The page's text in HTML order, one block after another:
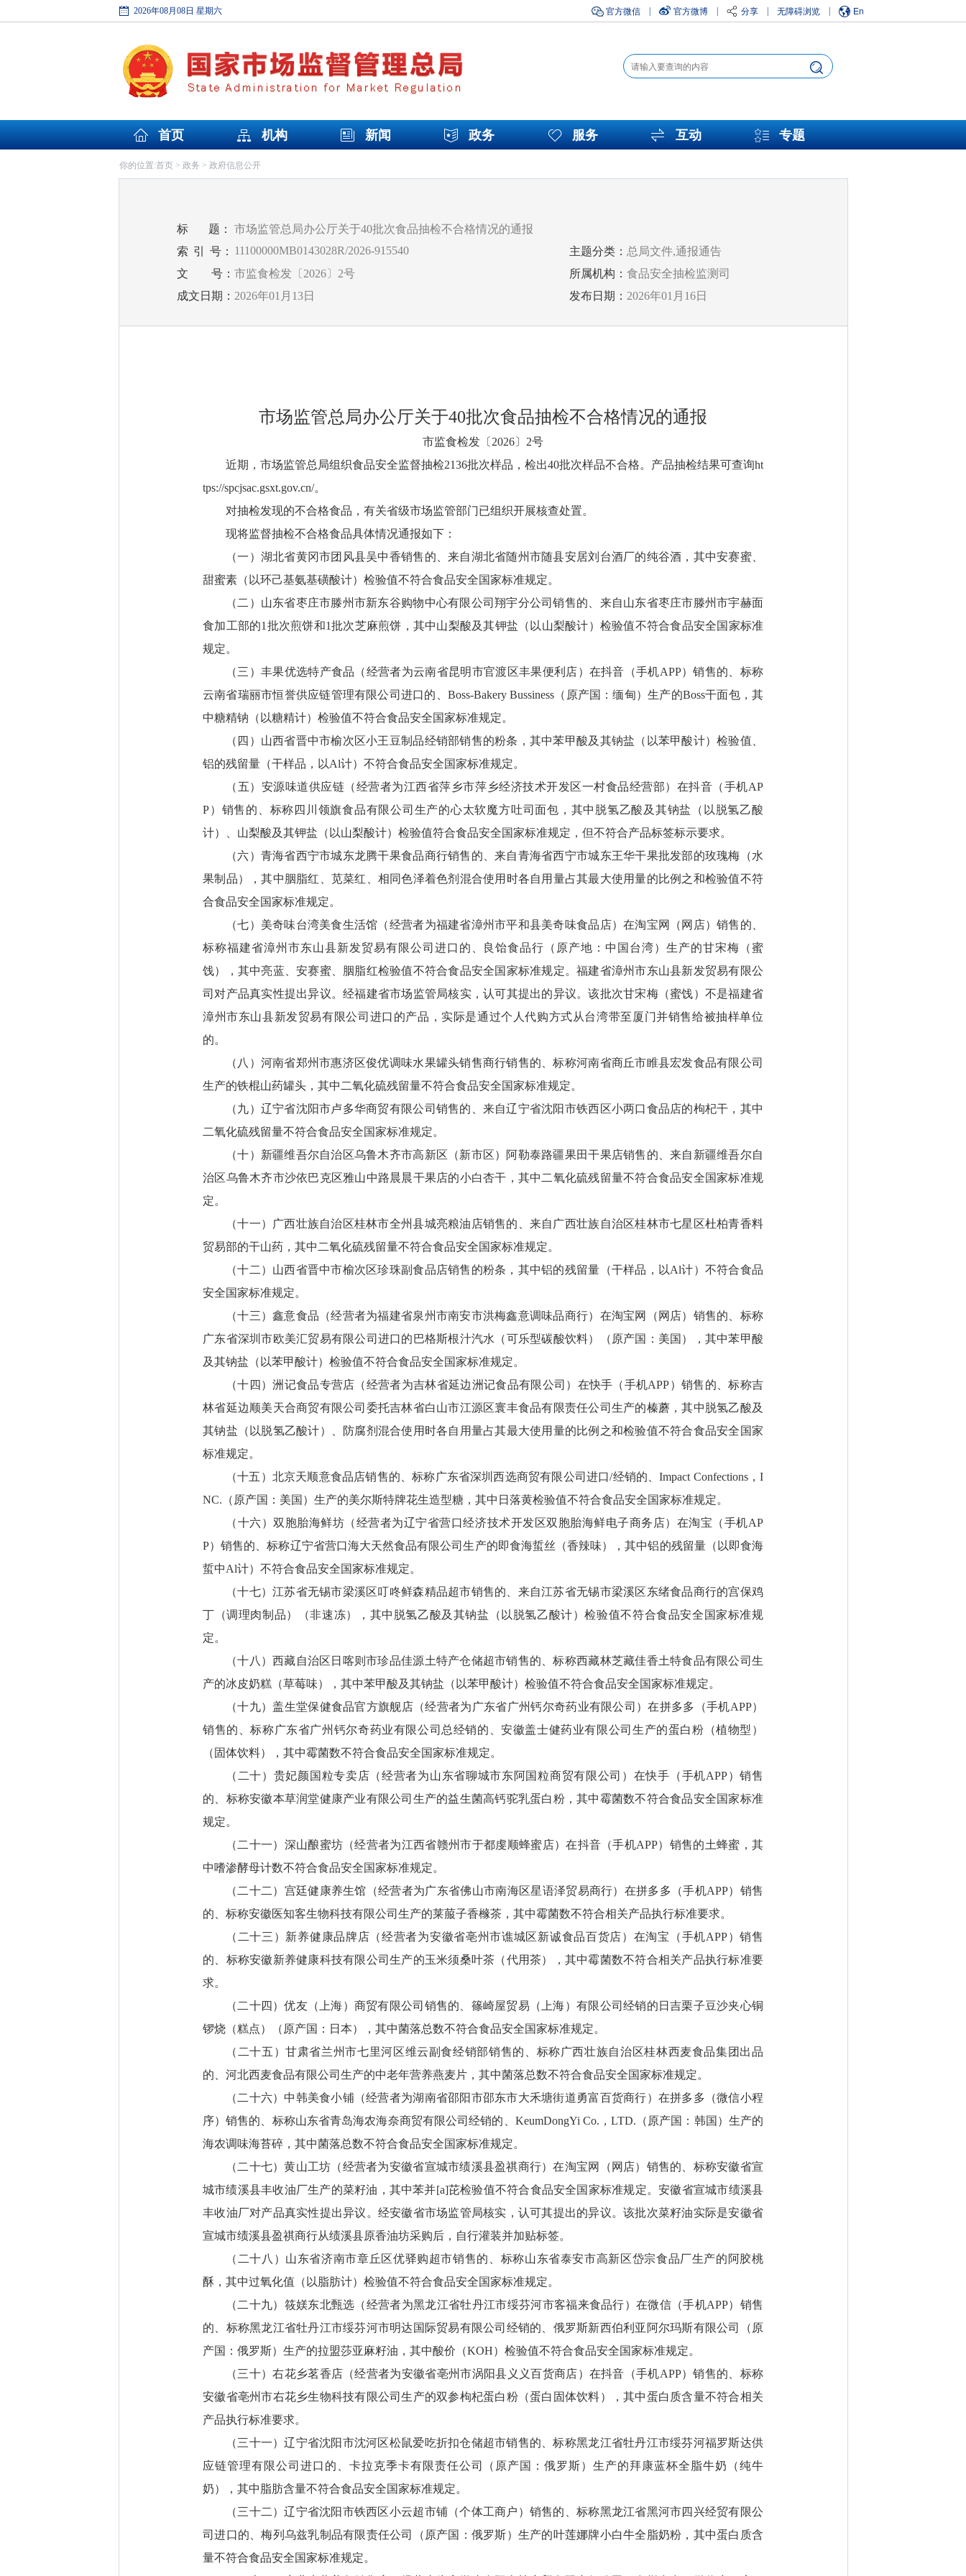
2026年08月08日 星期六 官方微信 官方微博 分享 无障碍浏览 En
首页 机构 新闻 政务 服务 互动 专题
你的位置:首页> 政务 > 政府信息公开
标 题：
市场监管总局办公厅关于40批次食品抽检不合格情况的通报
索 引 号： 11100000MB0143028R/2026-915540 主题分类： 总局文件,通报通告
文
号： 市监食检发〔2026〕2号 所属机构： 食品安全抽检监测司
成文日期： 2026年01月13日 发布日期： 2026年01月16日
市场监管总局办公厅关于40批次食品抽检不合格情况的通报
市监食检发〔2026〕2号
近期，市场监管总局组织食品安全监督抽检2136批次样品，检出40批次样品不合格。产品抽检结果可查询ht
tps://spcjsac.gsxt.gov.cn/。
对抽检发现的不合格食品，有关省级市场监管部门已组织开展核查处置。
现将监督抽检不合格食品具体情况通报如下：
（一）湖北省黄冈市团风县吴中香销售的、来自湖北省随州市随县安居刘台酒厂的纯谷酒，其中安赛蜜、
甜蜜素（以环己基氨基磺酸计）检验值不符合食品安全国家标准规定。
（二）山东省枣庄市滕州市新东谷购物中心有限公司翔宇分公司销售的、来自山东省枣庄市滕州市宇赫面
食加工部的1批次煎饼和1批次芝麻煎饼，其中山梨酸及其钾盐（以山梨酸计）检验值不符合食品安全国家标准
规定。
（三）丰果优选特产食品（经营者为云南省昆明市官渡区丰果便利店）在抖音（手机APP）销售的、标称
云南省瑞丽市恒誉供应链管理有限公司进口的、Boss-Bakery Bussiness（原产国：缅甸）生产的Boss干面包，其
中糖精钠（以糖精计）检验值不符合食品安全国家标准规定。
（四）山西省晋中市榆次区小王豆制品经销部销售的粉条，其中苯甲酸及其钠盐（以苯甲酸计）检验值、
铝的残留量（干样品，以Al计）不符合食品安全国家标准规定。
（五）安源味道供应链（经营者为江西省萍乡市萍乡经济技术开发区一村食品经营部）在抖音（手机AP
P）销售的、标称四川领旗食品有限公司生产的心太软魔方吐司面包，其中脱氢乙酸及其钠盐（以脱氢乙酸
计）、山梨酸及其钾盐（以山梨酸计）检验值符合食品安全国家标准规定，但不符合产品标签标示要求。
（六）青海省西宁市城东龙腾干果食品商行销售的、来自青海省西宁市城东王华干果批发部的玫瑰梅（水
果制品），其中胭脂红、苋菜红、相同色泽着色剂混合使用时各自用量占其最大使用量的比例之和检验值不符
合食品安全国家标准规定。
（七）美奇味台湾美食生活馆（经营者为福建省漳州市平和县美奇味食品店）在淘宝网（网店）销售的、
标称福建省漳州市东山县新发贸易有限公司进口的、良饴食品行（原产地：中国台湾）生产的甘宋梅（蜜
饯），其中亮蓝、安赛蜜、胭脂红检验值不符合食品安全国家标准规定。福建省漳州市东山县新发贸易有限公
司对产品真实性提出异议。经福建省市场监管局核实，认可其提出的异议。该批次甘宋梅（蜜饯）不是福建省
漳州市东山县新发贸易有限公司进口的产品，实际是通过个人代购方式从台湾带至厦门并销售给被抽样单位
的。
（八）河南省郑州市惠济区俊优调味水果罐头销售商行销售的、标称河南省商丘市睢县宏发食品有限公司
生产的铁棍山药罐头，其中二氧化硫残留量不符合食品安全国家标准规定。
（九）辽宁省沈阳市卢多华商贸有限公司销售的、来自辽宁省沈阳市铁西区小两口食品店的枸杞干，其中
二氧化硫残留量不符合食品安全国家标准规定。
（十）新疆维吾尔自治区乌鲁木齐市高新区（新市区）阿勒泰路疆果田干果店销售的、来自新疆维吾尔自
治区乌鲁木齐市沙依巴克区雅山中路晨晨干果店的小白杏干，其中二氧化硫残留量不符合食品安全国家标准规
定。
（十一）广西壮族自治区桂林市全州县城亮粮油店销售的、来自广西壮族自治区桂林市七星区杜柏青香料
贸易部的干山药，其中二氧化硫残留量不符合食品安全国家标准规定。
（十二）山西省晋中市榆次区珍珠副食品店销售的粉条，其中铝的残留量（干样品，以Al计）不符合食品
安全国家标准规定。
（十三）鑫意食品（经营者为福建省泉州市南安市洪梅鑫意调味品商行）在淘宝网（网店）销售的、标称
广东省深圳市欧美汇贸易有限公司进口的巴格斯根汁汽水（可乐型碳酸饮料）（原产国：美国），其中苯甲酸
及其钠盐（以苯甲酸计）检验值不符合食品安全国家标准规定。
（十四）洲记食品专营店（经营者为吉林省延边洲记食品有限公司）在快手（手机APP）销售的、标称吉
林省延边顺美天合商贸有限公司委托吉林省白山市江源区寰丰食品有限责任公司生产的榛蘑，其中脱氢乙酸及
其钠盐（以脱氢乙酸计）、防腐剂混合使用时各自用量占其最大使用量的比例之和检验值不符合食品安全国家
标准规定。
（十五）北京天顺意食品店销售的、标称广东省深圳西选商贸有限公司进口/经销的、Impact Confections，I
NC.（原产国：美国）生产的美尔斯特牌花生造型糖，其中日落黄检验值不符合食品安全国家标准规定。
（十六）双胞胎海鲜坊（经营者为辽宁省营口经济技术开发区双胞胎海鲜电子商务店）在淘宝（手机AP
P）销售的、标称辽宁省营口海大天然食品有限公司生产的即食海蜇丝（香辣味），其中铝的残留量（以即食海
蜇中Al计）不符合食品安全国家标准规定。
（十七）江苏省无锡市梁溪区叮咚鲜森精品超市销售的、来自江苏省无锡市梁溪区东绪食品商行的宫保鸡
丁（调理肉制品）（非速冻），其中脱氢乙酸及其钠盐（以脱氢乙酸计）检验值不符合食品安全国家标准规
定。
（十八）西藏自治区日喀则市珍品佳源土特产仓储超市销售的、标称西藏林芝藏佳香土特食品有限公司生
产的冰皮奶糕（草莓味），其中苯甲酸及其钠盐（以苯甲酸计）检验值不符合食品安全国家标准规定。
（十九）盖生堂保健食品官方旗舰店（经营者为广东省广州钙尔奇药业有限公司）在拼多多（手机APP）
销售的、标称广东省广州钙尔奇药业有限公司总经销的、安徽盖士健药业有限公司生产的蛋白粉（植物型）
（固体饮料），其中霉菌数不符合食品安全国家标准规定。
（二十）贵妃颜国粒专卖店（经营者为山东省聊城市东阿国粒商贸有限公司）在快手（手机APP）销售
的、标称安徽本草润堂健康产业有限公司生产的益生菌高钙驼乳蛋白粉，其中霉菌数不符合食品安全国家标准
规定。
（二十一）深山酿蜜坊（经营者为江西省赣州市于都虔顺蜂蜜店）在抖音（手机APP）销售的土蜂蜜，其
中嗜渗酵母计数不符合食品安全国家标准规定。
（二十二）宫廷健康养生馆（经营者为广东省佛山市南海区星语泽贸易商行）在拼多多（手机APP）销售
的、标称安徽医知客生物科技有限公司生产的莱菔子香橼茶，其中霉菌数不符合相关产品执行标准要求。
（二十三）新养健康品牌店（经营者为安徽省亳州市谯城区新诚食品百货店）在淘宝（手机APP）销售
的、标称安徽新养健康科技有限公司生产的玉米须桑叶茶（代用茶），其中霉菌数不符合相关产品执行标准要
求。
（二十四）优友（上海）商贸有限公司销售的、篠崎屋贸易（上海）有限公司经销的日吉栗子豆沙夹心铜
锣烧（糕点）（原产国：日本），其中菌落总数不符合食品安全国家标准规定。
（二十五）甘肃省兰州市七里河区维云副食经销部销售的、标称广西壮族自治区桂林西麦食品集团出品
的、河北西麦食品有限公司生产的中老年营养燕麦片，其中菌落总数不符合食品安全国家标准规定。
（二十六）中韩美食小铺（经营者为湖南省邵阳市邵东市大禾塘街道勇富百货商行）在拼多多（微信小程
序）销售的、标称山东省青岛海农海奈商贸有限公司经销的、KeumDongYi Co.，LTD.（原产国：韩国）生产的
海农调味海苔碎，其中菌落总数不符合食品安全国家标准规定。
（二十七）黄山工坊（经营者为安徽省宣城市绩溪县盈祺商行）在淘宝网（网店）销售的、标称安徽省宣
城市绩溪县丰收油厂生产的菜籽油，其中苯并[a]芘检验值不符合食品安全国家标准规定。安徽省宣城市绩溪县
丰收油厂对产品真实性提出异议。经安徽省市场监管局核实，认可其提出的异议。该批次菜籽油实际是安徽省
宣城市绩溪县盈祺商行从绩溪县原香油坊采购后，自行灌装并加贴标签。
（二十八）山东省济南市章丘区优驿购超市销售的、标称山东省泰安市高新区岱宗食品厂生产的阿胶桃
酥，其中过氧化值（以脂肪计）检验值不符合食品安全国家标准规定。
（二十九）筱媄东北甄选（经营者为黑龙江省牡丹江市绥芬河市客福来食品行）在微信（手机APP）销售
的、标称黑龙江省牡丹江市绥芬河市明达国际贸易有限公司经销的、俄罗斯新西伯利亚阿尔玛斯有限公司（原
产国：俄罗斯）生产的拉盟莎亚麻籽油，其中酸价（KOH）检验值不符合食品安全国家标准规定。
（三十）右花乡茗香店（经营者为安徽省亳州市涡阳县义义百货商店）在抖音（手机APP）销售的、标称
安徽省亳州市右花乡生物科技有限公司生产的双参枸杞蛋白粉（蛋白固体饮料），其中蛋白质含量不符合相关
产品执行标准要求。
（三十一）辽宁省沈阳市沈河区松鼠爱吃折扣仓储超市销售的、标称黑龙江省牡丹江市绥芬河福罗斯达供
应链管理有限公司进口的、卡拉克季卡有限责任公司（原产国：俄罗斯）生产的拜康蓝杯全脂牛奶（纯牛
奶），其中脂肪含量不符合食品安全国家标准规定。
（三十二）辽宁省沈阳市铁西区小云超市铺（个体工商户）销售的、标称黑龙江省黑河市四兴经贸有限公
司进口的、梅列乌兹乳制品有限责任公司（原产国：俄罗斯）生产的叶莲娜牌小白牛全脂奶粉，其中蛋白质含
量不符合食品安全国家标准规定。